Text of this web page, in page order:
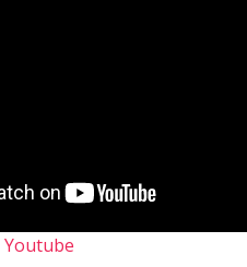
Youtube